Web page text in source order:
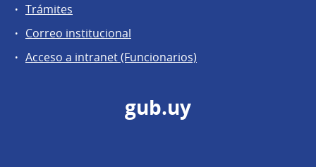
Trámites
Correo institucional
Acceso a intranet (Funcionarios)
gub.uy